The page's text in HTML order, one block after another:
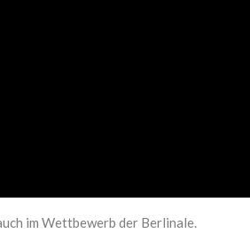
im Wettbewerb der Berlinale.